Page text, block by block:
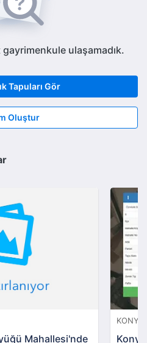
ulaşamadık.
Tapuları Gör
Oluştur
Mahallesi'nde
KONYA